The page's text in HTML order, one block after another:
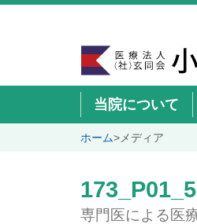
当院について
ホーム> メディア
専門医による医